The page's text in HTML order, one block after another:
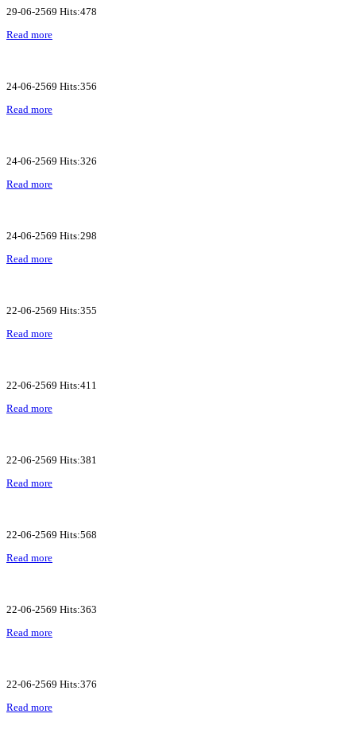
29-06-2569 Hits:478
Read more
24-06-2569 Hits:356
Read more
24-06-2569 Hits:326
Read more
24-06-2569 Hits:298
Read more
22-06-2569 Hits:355
Read more
22-06-2569 Hits:411
Read more
22-06-2569 Hits:381
Read more
22-06-2569 Hits:568
Read more
22-06-2569 Hits:363
Read more
22-06-2569 Hits:376
Read more